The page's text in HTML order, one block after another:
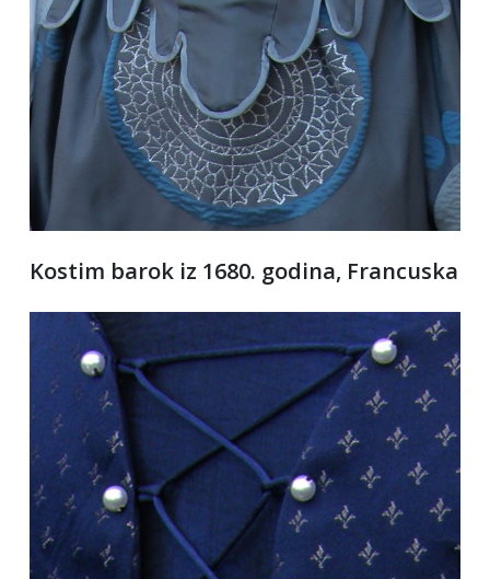
Kostim barok iz 1680. godina, Francuska